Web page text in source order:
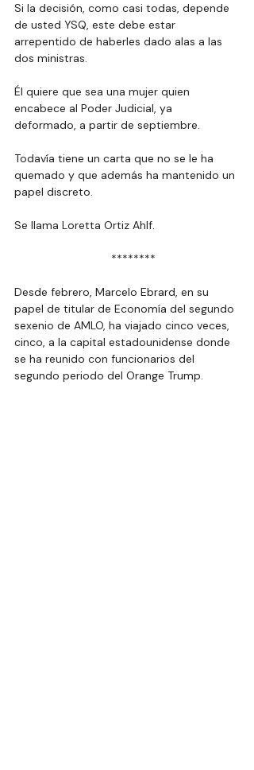
Si la decisión, como casi todas, depende
de usted YSQ, este debe estar
arrepentido de haberles dado alas a las
dos ministras.
Él quiere que sea una mujer quien
encabece al Poder Judicial, ya
deformado, a partir de septiembre.
Todavía tiene un carta que no se le ha
quemado y que además ha mantenido un
papel discreto.
Se llama Loretta Ortiz Ahlf.
********
Desde febrero, Marcelo Ebrard, en su
papel de titular de Economía del segundo
sexenio de AMLO, ha viajado cinco veces,
cinco, a la capital estadounidense donde
se ha reunido con funcionarios del
segundo periodo del Orange Trump.